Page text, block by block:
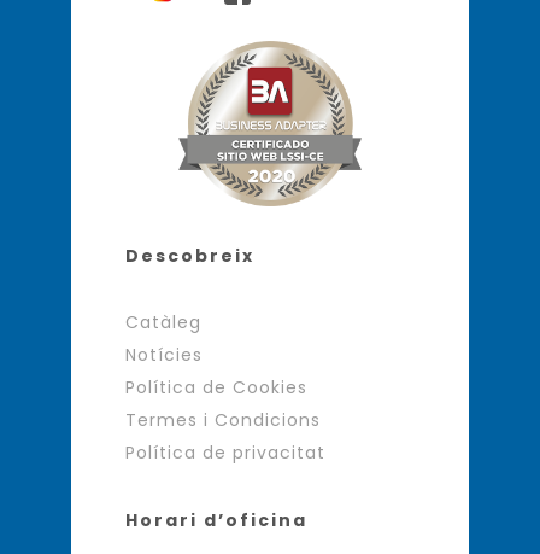
Descobreix
Catàleg
Notícies
Política de Cookies
Termes i Condicions
Política de privacitat
Horari d’oficina